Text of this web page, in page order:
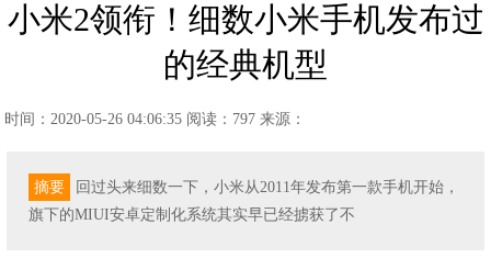
小米2领衔！细数小米手机发布过
的经典机型
时间：2020-05-26 04:06:35 阅读：797 来源：
摘要
回过头来细数一下，小米从2011年发布第一款手机开始，
旗下的MIUI安卓定制化系统其实早已经掳获了不